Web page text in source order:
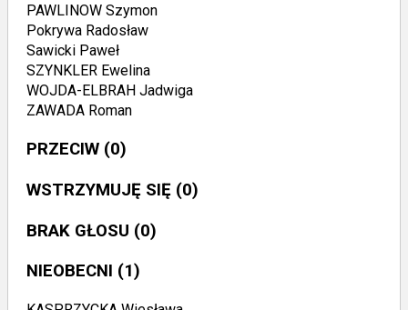
PAWLINOW Szymon
Pokrywa Radosław
Sawicki Paweł
SZYNKLER Ewelina
WOJDA-ELBRAH Jadwiga
ZAWADA Roman
PRZECIW (0)
WSTRZYMUJĘ SIĘ (0)
BRAK GŁOSU (0)
NIEOBECNI (1)